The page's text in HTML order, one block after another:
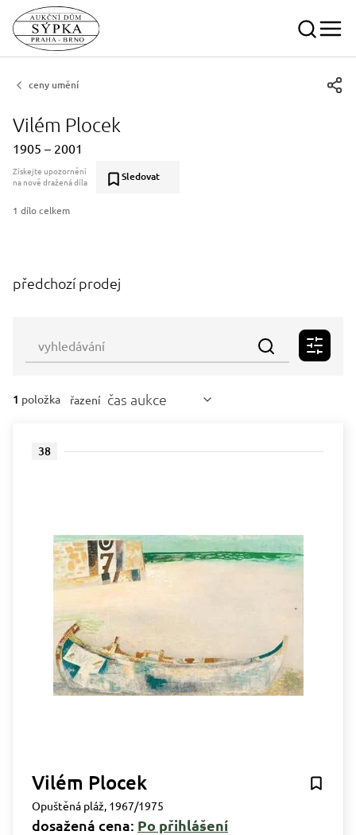
ceny umění
Vilém Plocek
1905 – 2001
Získejte upozornění
na nově dražená díla
Sledovat
1 dílo celkem
předchozí prodej
1 položka řazení čas aukce
38
Vilém Plocek
Opuštěná pláž, 1967/1975
dosažená cena: Po přihlášení